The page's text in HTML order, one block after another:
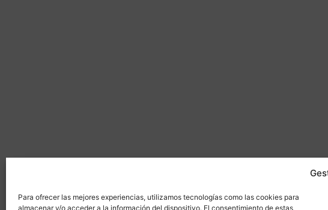
Para ofrecer las mejores experiencias, utilizamos tecnologías como las cookies para
almacenar y/o acceder a la información del dispositivo. El consentimiento de estas